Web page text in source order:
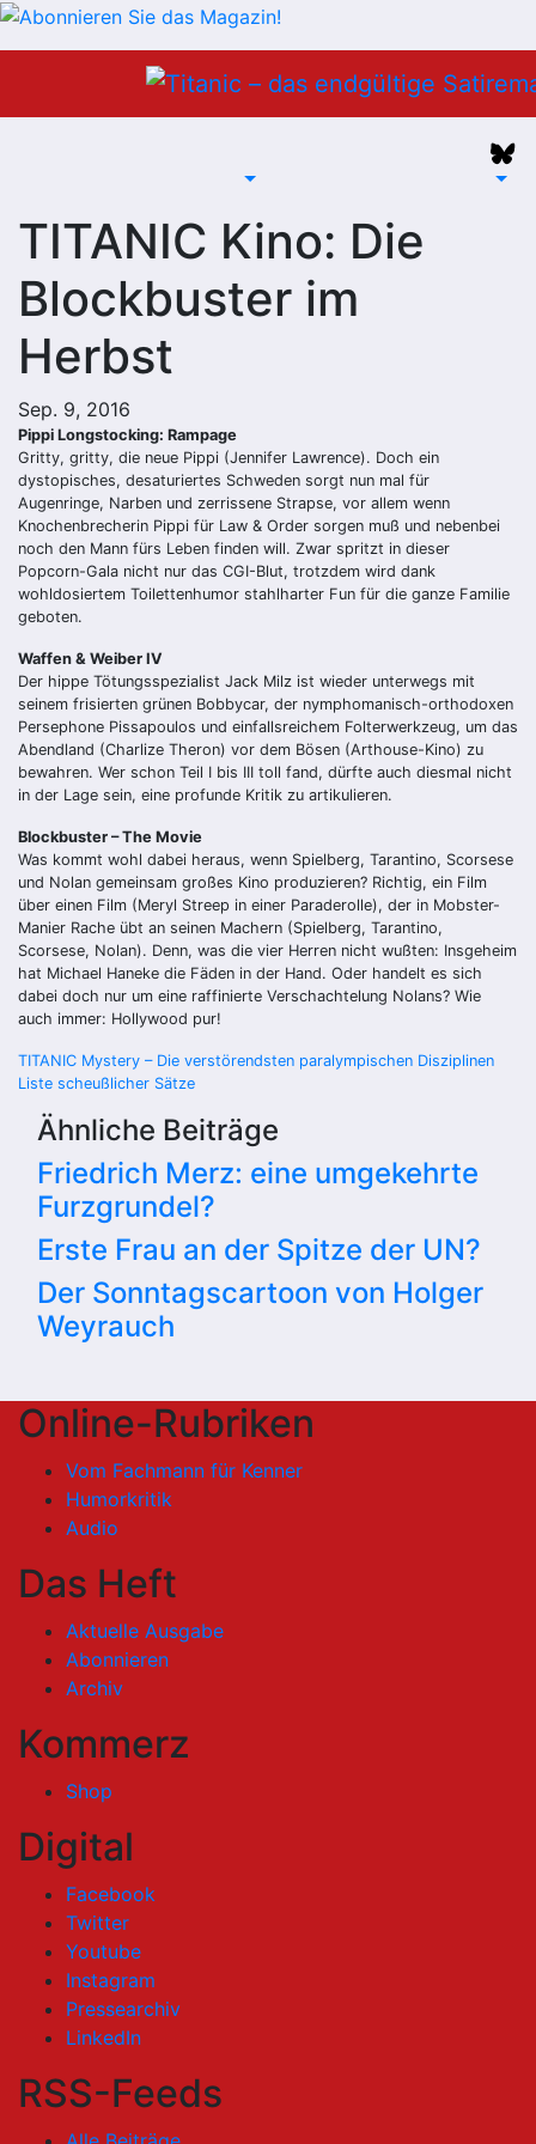
TITANIC Kino: Die
Blockbuster im
Herbst
Sep. 9, 2016
Pippi Longstocking: Rampage
Gritty, gritty, die neue Pippi (Jennifer Lawrence). Doch ein
dystopisches, desaturiertes Schweden sorgt nun mal für
Augenringe, Narben und zerrissene Strapse, vor allem wenn
Knochenbrecherin Pippi für Law & Order sorgen muß und nebenbei
noch den Mann fürs Leben finden will. Zwar spritzt in dieser
Popcorn-Gala nicht nur das CGI-Blut, trotzdem wird dank
wohldosiertem Toilettenhumor stahlharter Fun für die ganze Familie
geboten.
Waffen & Weiber IV
Der hippe Tötungsspezialist Jack Milz ist wieder unterwegs mit
seinem frisierten grünen Bobbycar, der nymphomanisch-orthodoxen
Persephone Pissapoulos und einfallsreichem Folterwerkzeug, um das
Abendland (Charlize Theron) vor dem Bösen (Arthouse-Kino) zu
bewahren. Wer schon Teil I bis III toll fand, dürfte auch diesmal nicht
in der Lage sein, eine profunde Kritik zu artikulieren.
Blockbuster – The Movie
Was kommt wohl dabei heraus, wenn Spielberg, Tarantino, Scorsese
und Nolan gemeinsam großes Kino produzieren? Richtig, ein Film
über einen Film (Meryl Streep in einer Paraderolle), der in Mobster-
Manier Rache übt an seinen Machern (Spielberg, Tarantino,
Scorsese, Nolan). Denn, was die vier Herren nicht wußten: Insgeheim
hat Michael Haneke die Fäden in der Hand. Oder handelt es sich
dabei doch nur um eine raffinierte Verschachtelung Nolans? Wie
auch immer: Hollywood pur!
Beitragsnavigation
TITANIC Mystery – Die verstörendsten paralympischen Disziplinen
Liste scheußlicher Sätze
Ähnliche Beiträge
Friedrich Merz: eine umgekehrte
Furzgrundel?
Erste Frau an der Spitze der UN?
Der Sonntagscartoon von Holger
Weyrauch
Online-Rubriken
Vom Fachmann für Kenner
Humorkritik
Audio
Das Heft
Aktuelle Ausgabe
Abonnieren
Archiv
Kommerz
Shop
Digital
Facebook
Twitter
Youtube
Instagram
Pressearchiv
LinkedIn
RSS-Feeds